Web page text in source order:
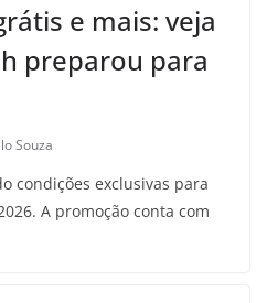
e mais: veja
preparou para
Souza
condições exclusivas para
A promoção conta com